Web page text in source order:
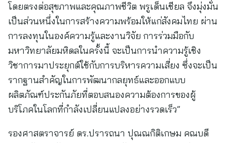
โดยตรงต่อสุขภาพและคุณภาพชีวิต พรูเด็นเชียล จึงมุ่งมั่น
เป็นส่วนหนึ่งในการสร้างความพร้อมให้แก่สังคมไทย ผ่าน
การลงทุนในองค์ความรู้และงานวิจัย การร่วมมือกับ
มหาวิทยาลัยมหิดลในครั้งนี้ จะเป็นการนำความรู้เชิง
วิชาการมาประยุกต์ใช้กับการบริหารความเสี่ยง ซึ่งจะเป็น
รากฐานสำคัญในการพัฒนากลยุทธ์และออกแบบ
ผลิตภัณฑ์ประกันภัยที่ตอบสนองความต้องการของผู้
บริโภคในโลกที่กำลังเปลี่ยนแปลงอย่างรวดเร็ว”
รองศาสตราจารย์ ดร.ปรารถนา ปุณณกิติเกษม คณบดี